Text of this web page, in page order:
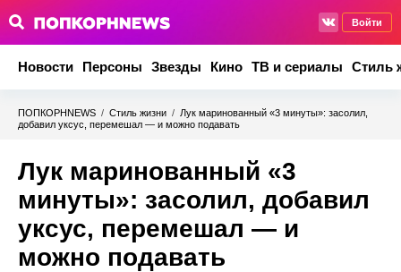
Войти
Новости Персоны Звезды Кино ТВ и сериалы Стиль
ПОПКОРНNEWS / Стиль жизни / Лук маринованный «3 минуты»: засолил,
добавил уксус, перемешал — и можно подавать
Лук маринованный «3
минуты»: засолил, добавил
уксус, перемешал — и
можно подавать